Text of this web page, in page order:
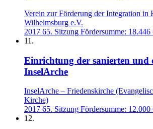
Verein zur Förderung der Integration in
Wilhelmsburg e.V.
2017 65. Sitzung Fördersumme: 18.446
11.
Einrichtung der sanierten und
InselArche
InselArche – Friedenskirche
Kirche)
2017 65. Sitzung Fördersumme: 12.000
12.